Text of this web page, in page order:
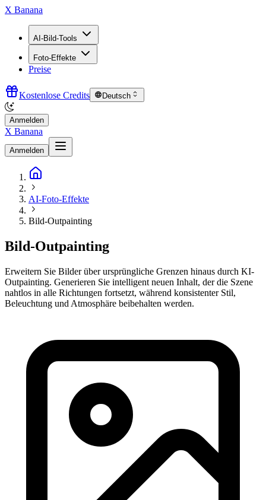
X Banana
AI-Bild-Tools
Foto-Effekte
Preise
Kostenlose Credits Deutsch
Anmelden
X Banana
Anmelden
AI-Foto-Effekte
Bild-Outpainting
Bild-Outpainting
Erweitern Sie Bilder über ursprüngliche Grenzen hinaus durch KI-
Outpainting. Generieren Sie intelligent neuen Inhalt, der die Szene
nahtlos in alle Richtungen fortsetzt, während konsistenter Stil,
Beleuchtung und Atmosphäre beibehalten werden.